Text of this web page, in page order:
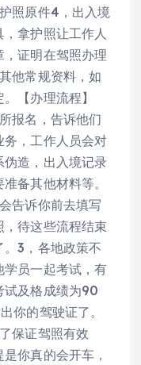
照原件4，出入境
拿护照让工作人
，证明在驾照办理
他常规资料，如
【办理流程】
报名，告诉他们
，工作人员会对
造，出入境记录
备其他材料等。
告诉你前去填写
待这些流程结束
。3，各地政策不
员一起考试，有
试及格成绩为90
你的驾驶证了。
保证驾照有效
你真的会开车，